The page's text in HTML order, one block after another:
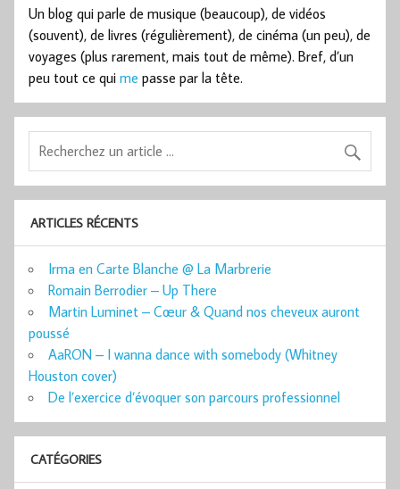
Un blog qui parle de musique (beaucoup), de vidéos
(souvent), de livres (régulièrement), de cinéma (un peu), de
voyages (plus rarement, mais tout de même). Bref, d’un
peu tout ce qui me passe par la tête.
ARTICLES RÉCENTS
Irma en Carte Blanche @ La Marbrerie
Romain Berrodier – Up There
Martin Luminet – Cœur & Quand nos cheveux auront
poussé
AaRON – I wanna dance with somebody (Whitney
Houston cover)
De l’exercice d’évoquer son parcours professionnel
CATÉGORIES